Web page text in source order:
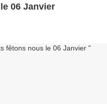
06 Janvier